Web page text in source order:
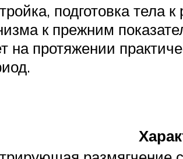
подготовка тела
к прежним
протяжении